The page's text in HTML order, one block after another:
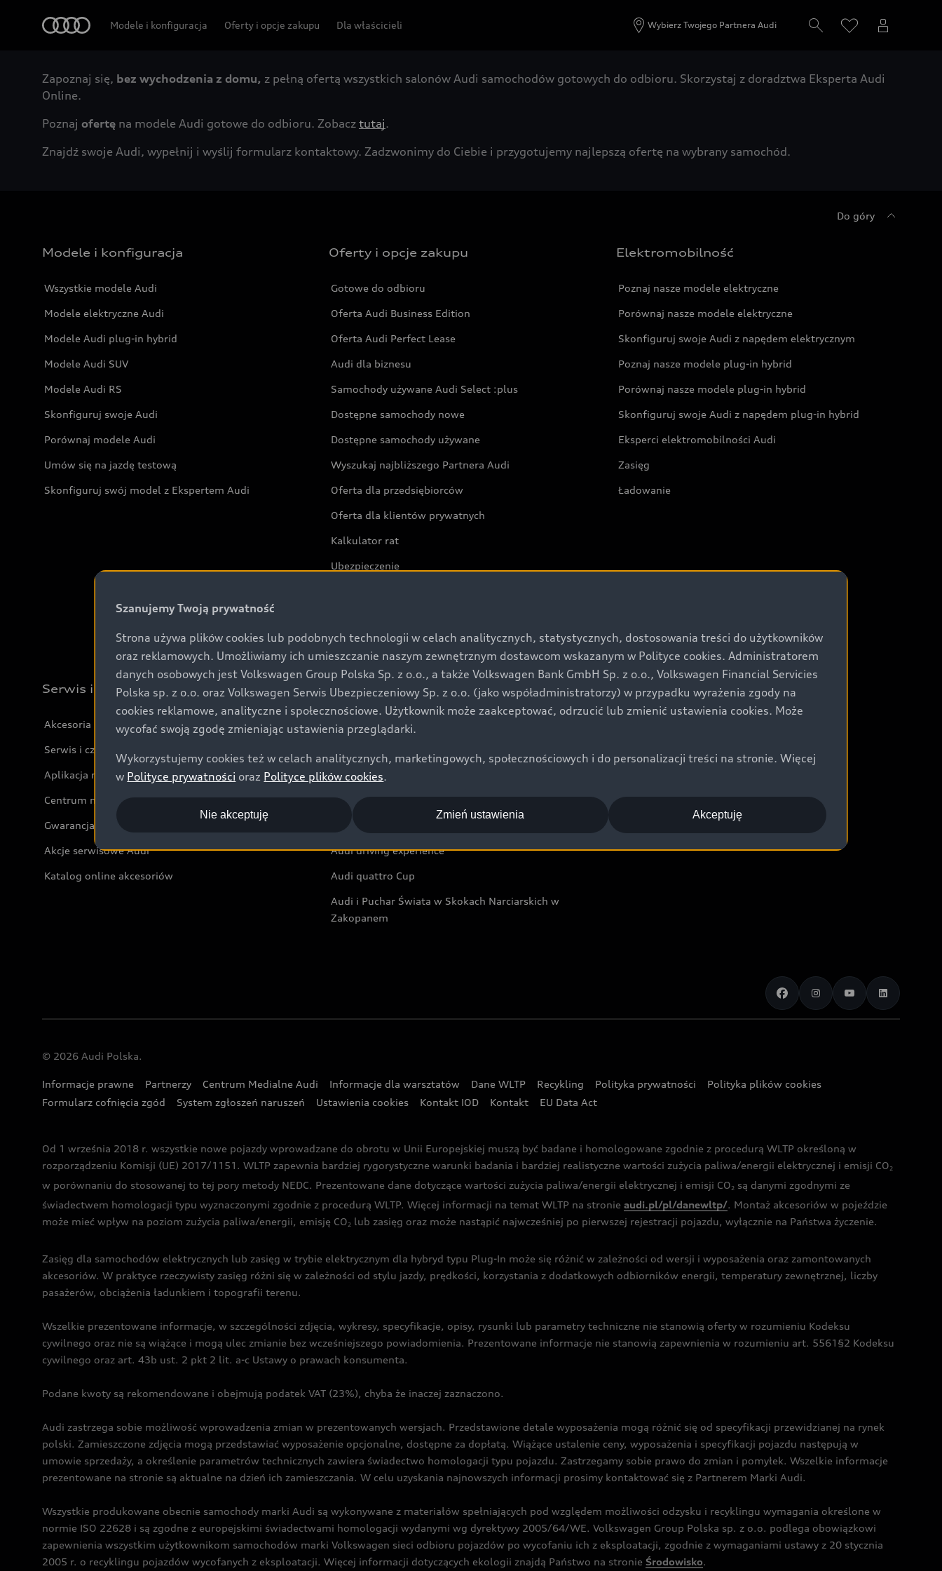
Szanujemy Twoją prywatność
Strona używa plików cookies lub podobnych technologii w celach analitycznych, statystycznych, dostosowania treści do użytkowników
oraz reklamowych. Umożliwiamy ich umieszczanie naszym zewnętrznym dostawcom wskazanym w Polityce cookies. Administratorem
danych osobowych jest Volkswagen Group Polska Sp. z o.o., a także Volkswagen Bank GmbH Sp. z o.o., Volkswagen Financial Servicies
Polska sp. z o.o. oraz Volkswagen Serwis Ubezpieczeniowy Sp. z o.o. (jako współadministratorzy) w przypadku wyrażenia zgody na
cookies reklamowe, analityczne i społecznościowe. Użytkownik może zaakceptować, odrzucić lub zmienić ustawienia cookies. Może
wycofać swoją zgodę zmieniając ustawienia przeglądarki.
Wykorzystujemy cookies też w celach analitycznych, marketingowych, społecznościowych i do personalizacji treści na stronie. Więcej
w Polityce prywatności oraz Polityce plików cookies.
Akceptuję
Nie akceptuję Zmień ustawienia
Modele i konfiguracja Oferty i opcje zakupu Dla właścicieli Wybierz Twojego Partnera Audi
Zapoznaj się, bez wychodzenia z domu, z pełną ofertą wszystkich salonów Audi samochodów gotowych do odbioru. Skorzystaj z doradztwa Eksperta Audi
Online.
Poznaj ofertę na modele Audi gotowe do odbioru. Zobacz tutaj.
Znajdź swoje Audi, wypełnij i wyślij formularz kontaktowy. Zadzwonimy do Ciebie i przygotujemy najlepszą ofertę na wybrany samochód.
Do góry
Modele i konfiguracja
Wszystkie modele Audi
Modele elektryczne Audi
Modele Audi plug-in hybrid
Modele Audi SUV
Modele Audi RS
Skonfiguruj swoje Audi
Porównaj modele Audi
Umów się na jazdę testową
Skonfiguruj swój model z Ekspertem Audi
Oferty i opcje zakupu
Gotowe do odbioru
Oferta Audi Business Edition
Oferta Audi Perfect Lease
Audi dla biznesu
Samochody używane Audi Select :plus
Dostępne samochody nowe
Dostępne samochody używane
Wyszukaj najbliższego Partnera Audi
Oferta dla przedsiębiorców
Oferta dla klientów prywatnych
Kalkulator rat
Ubezpieczenie
Audi exclusive
Elektromobilność
Poznaj nasze modele elektryczne
Porównaj nasze modele elektryczne
Skonfiguruj swoje Audi z napędem elektrycznym
Poznaj nasze modele plug-in hybrid
Porównaj nasze modele plug-in hybrid
Skonfiguruj swoje Audi z napędem plug-in hybrid
Eksperci elektromobilności Audi
Zasięg
Ładowanie
Serwis i akcesoria
Akcesoria
Serwis i części
Aplikacja myAudi i usługi cyfrowe
Centrum napraw powypadkowych
Gwarancja
Akcje serwisowe Audi
Katalog online akcesoriów
Świat Audi
Aktualności i historie postępu
Audi Nuvolari
Audi Sport Festiwal
Audi i Muzeum Sztuki Nowoczesnej w Warszawie
Audi driving experience
Audi quattro Cup
Audi i Puchar Świata w Skokach Narciarskich w
Zakopanem
© 2026 Audi Polska.
Informacje prawne Partnerzy Centrum Medialne Audi Informacje dla warsztatów Dane WLTP Recykling Polityka prywatności
Polityka plików cookies
Formularz cofnięcia zgód
System zgłoszeń naruszeń Ustawienia cookies Kontakt IOD Kontakt EU Data Act
Od 1 września 2018 r. wszystkie nowe pojazdy wprowadzane do obrotu w Unii Europejskiej muszą być badane i homologowane zgodnie z procedurą WLTP określoną w
rozporządzeniu Komisji (UE) 2017/1151. WLTP zapewnia bardziej rygorystyczne warunki badania i bardziej realistyczne wartości zużycia paliwa/energii elektrycznej i emisji CO2
w porównaniu do stosowanej to tej pory metody NEDC. Prezentowane dane dotyczące wartości zużycia paliwa/energii elektrycznej i emisji CO2 są danymi zgodnymi ze
świadectwem homologacji typu wyznaczonymi zgodnie z procedurą WLTP. Więcej informacji na temat WLTP na stronie audi.pl/pl/danewltp/. Montaż akcesoriów w pojeździe
może mieć wpływ na poziom zużycia paliwa/energii, emisję CO2 lub zasięg oraz może nastąpić najwcześniej po pierwszej rejestracji pojazdu, wyłącznie na Państwa życzenie.
Zasięg dla samochodów elektrycznych lub zasięg w trybie elektrycznym dla hybryd typu Plug-In może się różnić w zależności od wersji i wyposażenia oraz zamontowanych
akcesoriów. W praktyce rzeczywisty zasięg różni się w zależności od stylu jazdy, prędkości, korzystania z dodatkowych odbiorników energii, temperatury zewnętrznej, liczby
pasażerów, obciążenia ładunkiem i topografii terenu.
Wszelkie prezentowane informacje, w szczególności zdjęcia, wykresy, specyfikacje, opisy, rysunki lub parametry techniczne nie stanowią oferty w rozumieniu Kodeksu
cywilnego oraz nie są wiążące i mogą ulec zmianie bez wcześniejszego powiadomienia. Prezentowane informacje nie stanowią zapewnienia w rozumieniu art. 5561§2 Kodeksu
cywilnego oraz art. 43b ust. 2 pkt 2 lit. a-c Ustawy o prawach konsumenta.
Podane kwoty są rekomendowane i obejmują podatek VAT (23%), chyba że inaczej zaznaczono.
Audi zastrzega sobie możliwość wprowadzenia zmian w prezentowanych wersjach. Przedstawione detale wyposażenia mogą różnić się od specyfikacji przewidzianej na rynek
polski. Zamieszczone zdjęcia mogą przedstawiać wyposażenie opcjonalne, dostępne za dopłatą. Wiążące ustalenie ceny, wyposażenia i specyfikacji pojazdu następują w
umowie sprzedaży, a określenie parametrów technicznych zawiera świadectwo homologacji typu pojazdu. Zastrzegamy sobie prawo do zmian i pomyłek. Wszelkie informacje
prezentowane na stronie są aktualne na dzień ich zamieszczania. W celu uzyskania najnowszych informacji prosimy kontaktować się z Partnerem Marki Audi.
Wszystkie produkowane obecnie samochody marki Audi są wykonywane z materiałów spełniających pod względem możliwości odzysku i recyklingu wymagania określone w
normie ISO 22628 i są zgodne z europejskimi świadectwami homologacji wydanymi wg dyrektywy 2005/64/WE. Volkswagen Group Polska sp. z o.o. podlega obowiązkowi
zapewnienia wszystkim użytkownikom samochodów marki Volkswagen sieci odbioru pojazdów po wycofaniu ich z eksploatacji, zgodnie z wymaganiami ustawy z 20 stycznia
2005 r. o recyklingu pojazdów wycofanych z eksploatacji. Więcej informacji dotyczących ekologii znajdą Państwo na stronie Środowisko.